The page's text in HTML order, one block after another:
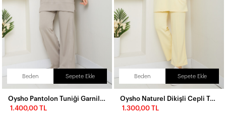
Beden Sepete Ekle
1.400,00 TL
Beden Sepete Ekle
Oysho Naturel Dikişli Cepli Takım Sarı
1.300,00 TL